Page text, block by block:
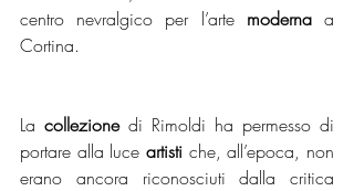
centro nevralgico per l’arte moderna a
Cortina.
La collezione di Rimoldi ha permesso di
portare alla luce artisti che, all’epoca, non
erano ancora riconosciuti dalla critica